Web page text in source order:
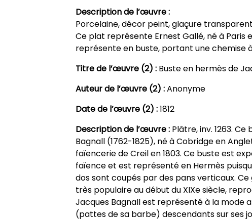
Description de l’œuvre :
Porcelaine, décor peint, glaçure
Ce plat représente Ernest Gallé, né à Paris
représente en buste, portant une chemise
Titre de l’œuvre (2) : Buste en hermès de
Auteur de l’œuvre (2) :Anonyme
Date de l’œuvre (2) :1812
Description de l’œuvre : Plâtre, inv. 1263.
Bagnall (1762-1825), né à Cobridge en
faïencerie de Creil en 1803. Ce buste est
faïence et est représenté en Hermès
dos sont coupés par des pans verticaux.
très populaire au début du XIXe siècle,
Jacques Bagnall est représenté à la mode
(pattes de sa barbe) descendants sur ses